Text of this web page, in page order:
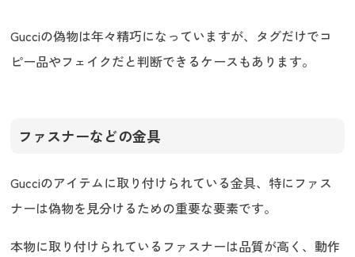
Gucciの偽物は年々精巧になっていますが、タグだけでコ
ピー品やフェイクだと判断できるケースもあります。
ファスナーなどの金具
Gucciのアイテムに取り付けられている金具、特にファス
ナーは偽物を見分けるための重要な要素です。
本物に取り付けられているファスナーは品質が高く、動作